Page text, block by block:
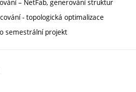
– NetFab, generování struktur
- topologická optimalizace
semestrální projekt